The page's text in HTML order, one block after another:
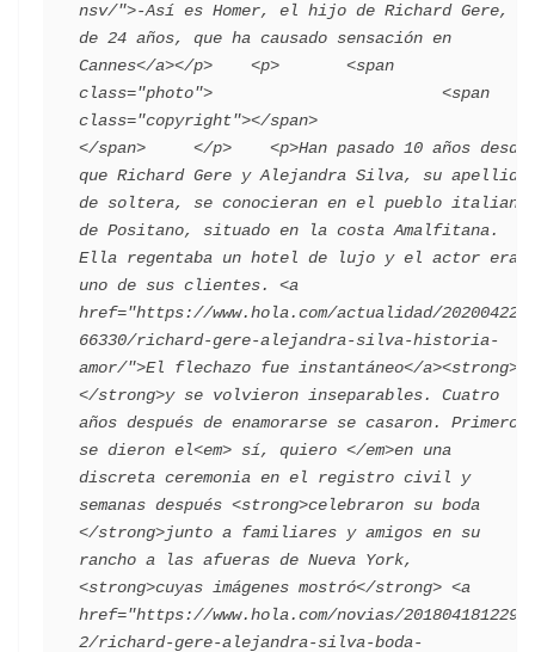
nsv/">-Así es Homer, el hijo de Richard Gere,
de 24 años, que ha causado sensación en
Cannes</a></p>    <p>       <span
class="photo">                        <span
class="copyright"></span>
</span>     </p>    <p>Han pasado 10 años desde
que Richard Gere y Alejandra Silva, su apellido
de soltera, se conocieran en el pueblo italiano
de Positano, situado en la costa Amalfitana.
Ella regentaba un hotel de lujo y el actor era
uno de sus clientes. <a
href="https://www.hola.com/actualidad/202004221
66330/richard-gere-alejandra-silva-historia-
amor/">El flechazo fue instantáneo</a><strong>
</strong>y se volvieron inseparables. Cuatro
años después de enamorarse se casaron. Primero
se dieron el<em> sí, quiero </em>en una
discreta ceremonia en el registro civil y
semanas después <strong>celebraron su boda
</strong>junto a familiares y amigos en su
rancho a las afueras de Nueva York,
<strong>cuyas imágenes mostró</strong> <a
href="https://www.hola.com/novias/2018041812297
2/richard-gere-alejandra-silva-boda-